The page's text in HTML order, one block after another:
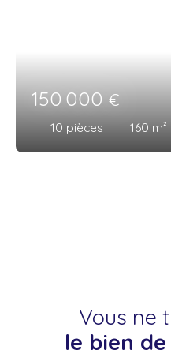
150 000€
10 pièces 160 m²
Vous ne
le bien